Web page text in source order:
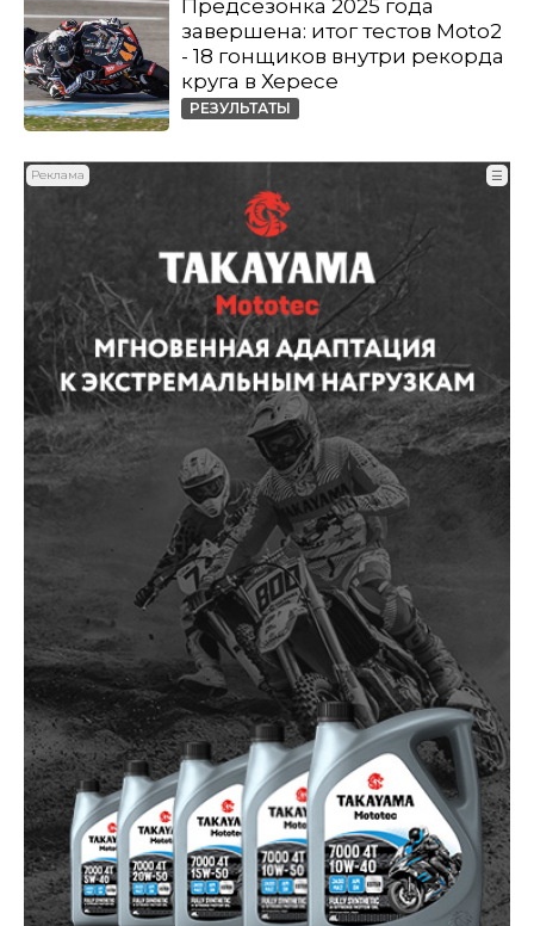
Предсезонка 2025 года
завершена: итог тестов Moto2
- 18 гонщиков внутри рекорда
круга в Хересе
РЕЗУЛЬТАТЫ
Реклама ☰